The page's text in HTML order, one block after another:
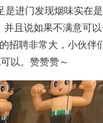
进门发现烟味实在
且说如果不满意可
招聘非常大，小伙伴
以。赞赞赞～